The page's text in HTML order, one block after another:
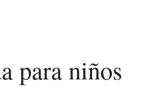
para niños